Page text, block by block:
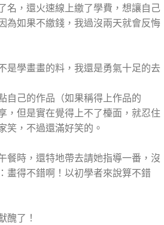
名，還火速線上繳了學費，想讓自己
為如果不繳錢，我過沒兩天就會反悔
是學畫畫的料，我還是勇氣十足的去
自己的作品（如果稱得上作品的
，但是實在覺得上不了檯面，就忍住
笑，不過還滿好笑的。
餐時，還特地帶去請她指導一番，沒
畫得不錯啊！以初學者來說算不錯
醜了！